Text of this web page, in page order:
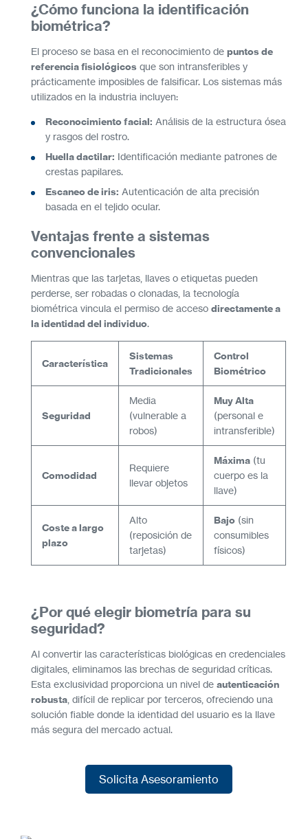
¿Cómo funciona la identificación
biométrica?
El proceso se basa en el reconocimiento de puntos de
referencia fisiológicos que son intransferibles y
prácticamente imposibles de falsificar. Los sistemas más
utilizados en la industria incluyen:
Reconocimiento facial: Análisis de la estructura ósea
y rasgos del rostro.
Huella dactilar: Identificación mediante patrones de
crestas papilares.
Escaneo de iris: Autenticación de alta precisión
basada en el tejido ocular.
Ventajas frente a sistemas
convencionales
Mientras que las tarjetas, llaves o etiquetas pueden
perderse, ser robadas o clonadas, la tecnología
biométrica vincula el permiso de acceso directamente a
la identidad del individuo.
Característica
Sistemas
Tradicionales
Control
Biométrico
Seguridad
Media
(vulnerable a
robos)
Muy Alta
(personal e
intransferible)
Comodidad
Requiere
llevar objetos
Máxima (tu
cuerpo es la
llave)
Coste a largo
plazo
Alto
(reposición de
tarjetas)
Bajo (sin
consumibles
físicos)
¿Por qué elegir biometría para su
seguridad?
Al convertir las características biológicas en credenciales
digitales, eliminamos las brechas de seguridad críticas.
Esta exclusividad proporciona un nivel de autenticación
robusta , difícil de replicar por terceros, ofreciendo una
solución fiable donde la identidad del usuario es la llave
más segura del mercado actual.
Solicita Asesoramiento